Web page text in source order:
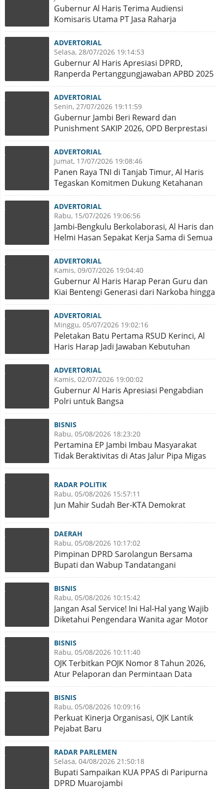
Gubernur Al Haris Terima Audiensi
Komisaris Utama PT Jasa Raharja
ADVERTORIAL
Selasa, 28/07/2026 19:14:53
Gubernur Al Haris Apresiasi DPRD,
Ranperda Pertanggungjawaban APBD 2025
Disahkan Jadi Perda
ADVERTORIAL
Senin, 27/07/2026 19:11:59
Gubernur Jambi Beri Reward dan
Punishment SAKIP 2026, OPD Berprestasi
Dapat Tambahan Anggaran
ADVERTORIAL
Jumat, 17/07/2026 19:08:46
Panen Raya TNI di Tanjab Timur, Al Haris
Tegaskan Komitmen Dukung Ketahanan
Pangan Nasional
ADVERTORIAL
Rabu, 15/07/2026 19:06:56
Jambi-Bengkulu Berkolaborasi, Al Haris dan
Helmi Hasan Sepakat Kerja Sama di Semua
Bidang
ADVERTORIAL
Kamis, 09/07/2026 19:04:40
Gubernur Al Haris Harap Peran Guru dan
Kiai Bentengi Generasi dari Narkoba hingga
Judi Online
ADVERTORIAL
Minggu, 05/07/2026 19:02:16
Peletakan Batu Pertama RSUD Kerinci, Al
Haris Harap Jadi Jawaban Kebutuhan
Kesehatan Warga
ADVERTORIAL
Kamis, 02/07/2026 19:00:02
Gubernur Al Haris Apresiasi Pengabdian
Polri untuk Bangsa
BISNIS
Rabu, 05/08/2026 18:23:20
Pertamina EP Jambi Imbau Masyarakat
Tidak Beraktivitas di Atas Jalur Pipa Migas
RADAR POLITIK
Rabu, 05/08/2026 15:57:11
Jun Mahir Sudah Ber-KTA Demokrat
DAERAH
Rabu, 05/08/2026 10:17:02
Pimpinan DPRD Sarolangun Bersama
Bupati dan Wabup Tandatangani
Kesepekatan R-KUA dan PPAS APBD 2027
BISNIS
Rabu, 05/08/2026 10:15:42
Jangan Asal Service! Ini Hal-Hal yang Wajib
Diketahui Pengendara Wanita agar Motor
Tetap Prima
BISNIS
Rabu, 05/08/2026 10:11:40
OJK Terbitkan POJK Nomor 8 Tahun 2026,
Atur Pelaporan dan Permintaan Data
Transaksi Industri Data
BISNIS
Rabu, 05/08/2026 10:09:16
Perkuat Kinerja Organisasi, OJK Lantik
Pejabat Baru
RADAR PARLEMEN
Selasa, 04/08/2026 21:50:18
Bupati Sampaikan KUA PPAS di Paripurna
DPRD Muarojambi